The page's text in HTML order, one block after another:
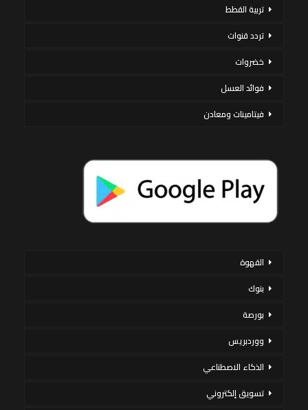
تربية القطط
تردد قنوات
خضروات
فوائد العسل
فيتامينات ومعادن
القهوة
بنوك
بورصة
ووردبريس
الذكاء الاصطناعي
تسويق إلكتروني